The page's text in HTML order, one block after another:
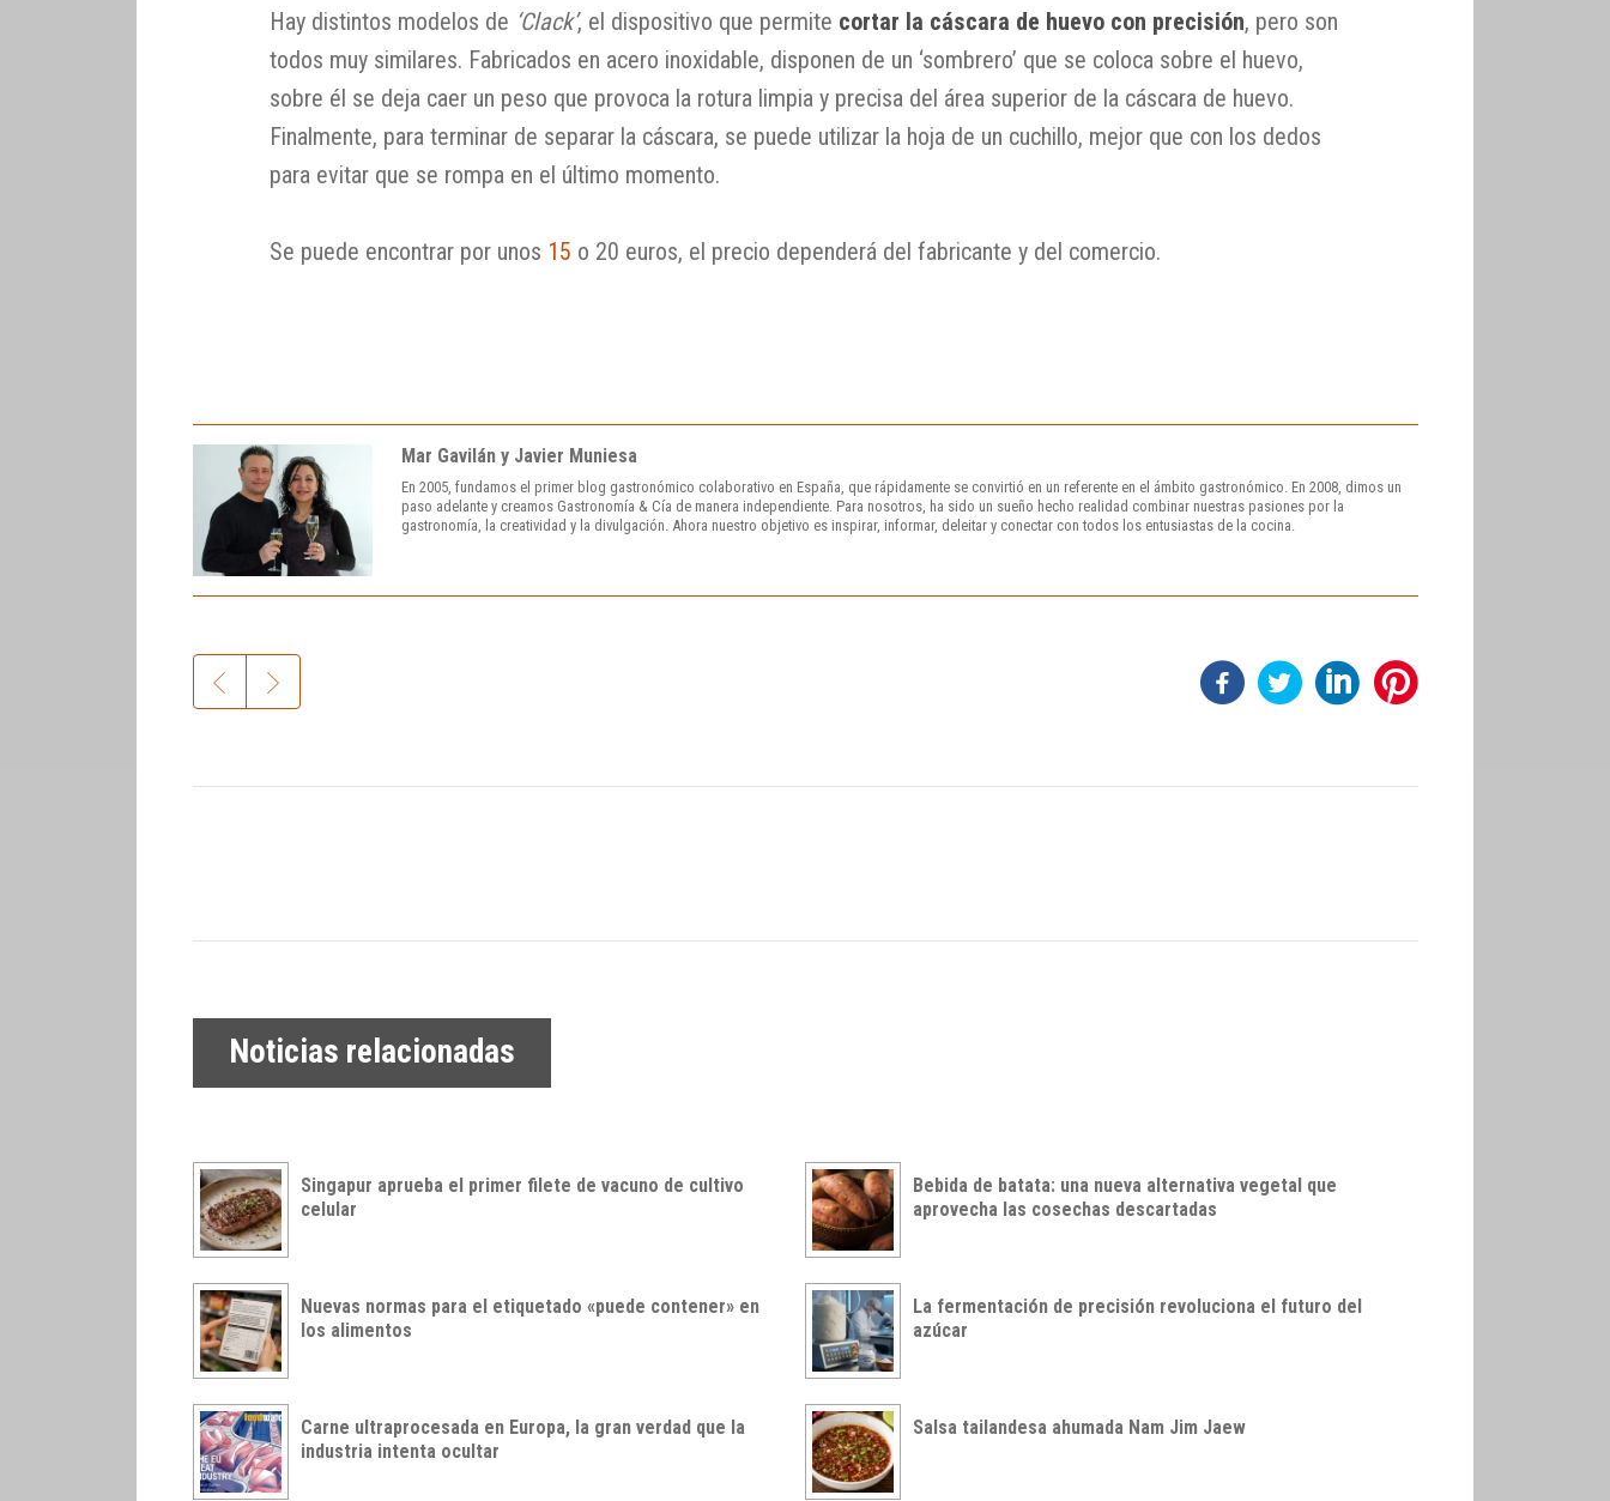
Hay distintos modelos de ‘Clack’, el dispositivo que permite cortar la cáscara de huevo con precisión, pero son
todos muy similares. Fabricados en acero inoxidable, disponen de un ‘sombrero’ que se coloca sobre el huevo,
sobre él se deja caer un peso que provoca la rotura limpia y precisa del área superior de la cáscara de huevo.
Finalmente, para terminar de separar la cáscara, se puede utilizar la hoja de un cuchillo, mejor que con los dedos
para evitar que se rompa en el último momento.
Se puede encontrar por unos 15 o 20 euros, el precio dependerá del fabricante y del comercio.
Mar Gavilán y Javier Muniesa
En 2005, fundamos el primer blog gastronómico colaborativo en España, que rápidamente se convirtió en un referente en el ámbito gastronómico. En 2008, dimos un
paso adelante y creamos Gastronomía & Cía de manera independiente. Para nosotros, ha sido un sueño hecho realidad combinar nuestras pasiones por la
gastronomía, la creatividad y la divulgación. Ahora nuestro objetivo es inspirar, informar, deleitar y conectar con todos los entusiastas de la cocina.
Noticias relacionadas
Singapur aprueba el primer filete de vacuno de cultivo
celular
Bebida de batata: una nueva alternativa vegetal que
aprovecha las cosechas descartadas
Nuevas normas para el etiquetado «puede contener» en
los alimentos
La fermentación de precisión revoluciona el futuro del
azúcar
Carne ultraprocesada en Europa, la gran verdad que la
industria intenta ocultar
Salsa tailandesa ahumada Nam Jim Jaew